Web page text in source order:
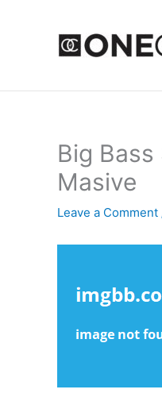
Big
Masive
Leave a Comment